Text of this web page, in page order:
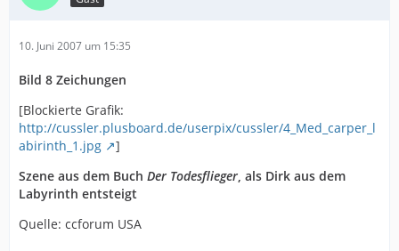
10. Juni 2007 um 15:35
Bild 8 Zeichungen
[Blockierte Grafik:
http://cussler.plusboard.de/userpix/cussler/4_Med_carper_l
abirinth_1.jpg
]
Szene aus dem Buch Der Todesflieger, als Dirk aus dem
Labyrinth entsteigt
Quelle: ccforum USA